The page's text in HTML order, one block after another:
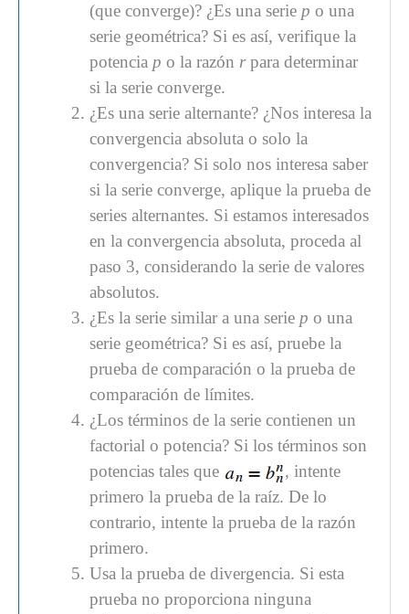
(que converge)? ¿Es una serie p o una
serie geométrica? Si es así, verifique la
potencia p o la razón rpara determinar
si la serie converge.
¿Es una serie alternante? ¿Nos interesa la
convergencia absoluta o solo la
convergencia? Si solo nos interesa saber
si la serie converge, aplique la prueba de
series alternantes. Si estamos interesados
en la convergencia absoluta, proceda al
paso 3, considerando la serie de valores
absolutos.
¿Es la serie similar a una serie p o una
serie geométrica? Si es así, pruebe la
prueba de comparación o la prueba de
comparación de límites.
¿Los términos de la serie contienen un
factorial o potencia? Si los términos son
potencias tales que
, intente
primero la prueba de la raíz. De lo
contrario, intente la prueba de la razón
primero.
Usa la prueba de divergencia. Si esta
prueba no proporciona ninguna